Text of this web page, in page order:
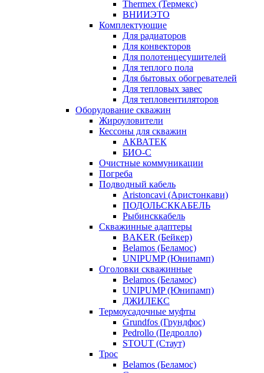
Thermex (Термекс)
ВНИИЭТО
Комплектующие
Для радиаторов
Для конвекторов
Для полотенцесушителей
Для теплого пола
Для бытовых обогревателей
Для тепловых завес
Для тепловентиляторов
Оборудование скважин
Жироуловители
Кессоны для скважин
АКВАТЕК
БИО-С
Очистные коммуникации
Погреба
Подводный кабель
Aristoncavi (Аристонкави)
ПОДОЛЬСККАБЕЛЬ
Рыбинсккабель
Скважинные адаптеры
BAKER (Бейкер)
Belamos (Беламос)
UNIPUMP (Юнипамп)
Оголовки скважинные
Belamos (Беламос)
UNIPUMP (Юнипамп)
ДЖИЛЕКС
Термоусадочные муфты
Grundfos (Грундфос)
Pedrollo (Педролло)
STOUT (Стаут)
Трос
Belamos (Беламос)